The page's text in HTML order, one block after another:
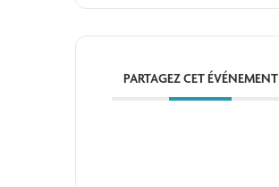
PARTAGEZ CET ÉVÉNEMENT